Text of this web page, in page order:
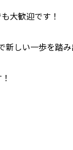
大歓迎です！
新しい一歩を踏